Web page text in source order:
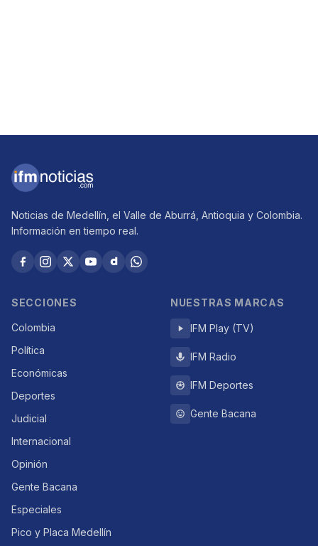
Noticias de Medellín, el Valle de Aburrá, Antioquia y Colombia.
Información en tiempo real.
SECCIONES
Colombia
Política
Económicas
Deportes
Judicial
Internacional
Opinión
Gente Bacana
Especiales
Pico y Placa Medellín
NUESTRAS MARCAS
IFM Play (TV)
IFM Radio
IFM Deportes
Gente Bacana